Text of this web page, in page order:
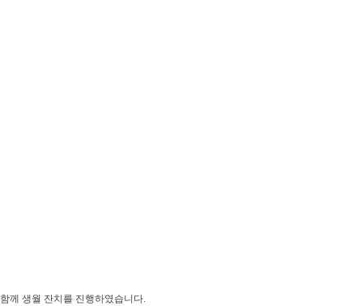
께 생월 잔치를 진행하였습니다.